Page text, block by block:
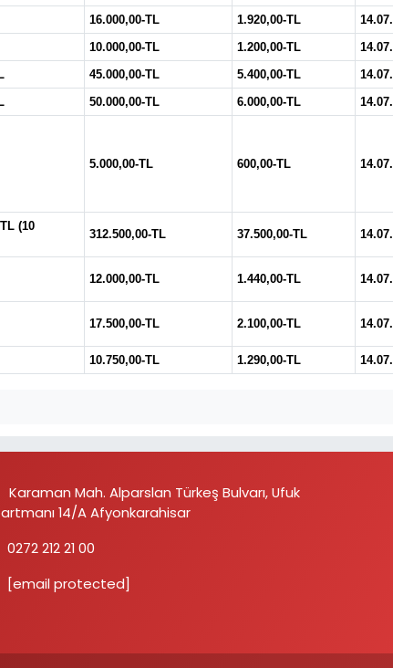
16.000,00-TL 1.920,00-TL
10.000,00-TL 1.200,00-TL
45.000,00-TL 5.400,00-TL
50.000,00-TL 6.000,00-TL
5.000,00-TL 600,00-TL
(10
312.500,00-TL 37.500,00-TL
12.000,00-TL 1.440,00-TL
17.500,00-TL 2.100,00-TL
10.750,00-TL 1.290,00-TL
Karaman Mah. Alparslan Türkeş Bulvarı, Ufuk
14/A Afyonkarahisar
0272 212 21 00
[email protected]